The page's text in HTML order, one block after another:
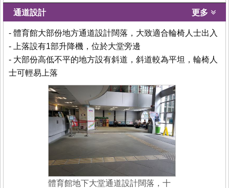
通道設計 更多
- 體育館大部份地方通道設計闊落，大致適合輪椅人士出入
- 上落設有1部升降機，位於大堂旁邊
- 大部份高低不平的地方設有斜道，斜道較為平坦，輪椅人
士可輕易上落
體育館地下大堂通道設計闊落，十